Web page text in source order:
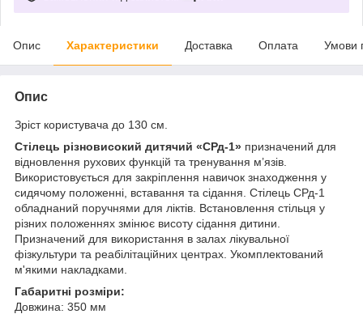
Опис Характеристики Доставка Оплата Умови
Опис
Зріст користувача до 130 см.
Стілець різновисокий дитячий «СРд-1» призначений для
відновлення рухових функцій та тренування м’язів.
Використовується для закріплення навичок знаходження у
сидячому положенні, вставання та сідання. Стілець СРд-1
обладнаний поручнями для ліктів. Встановлення стільця у
різних положеннях змінює висоту сідання дитини.
Призначений для використання в залах лікувальної
фізкультури та реабілітаційних центрах. Укомплектований
м'якими накладками.
Габаритні розміри:
Довжина: 350 мм